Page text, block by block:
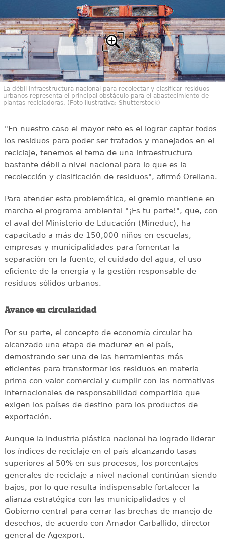
La débil infraestructura nacional para recolectar y clasificar residuos
urbanos representa el principal obstáculo para el abastecimiento de
plantas recicladoras. (Foto ilustrativa: Shutterstock)
"En nuestro caso el mayor reto es el lograr captar todos
los residuos para poder ser tratados y manejados en el
reciclaje, tenemos el tema de una infraestructura
bastante débil a nivel nacional para lo que es la
recolección y clasificación de residuos", afirmó Orellana.
Para atender esta problemática, el gremio mantiene en
marcha el programa ambiental "¡Es tu parte!", que, con
el aval del Ministerio de Educación (Mineduc), ha
capacitado a más de 150,000 niños en escuelas,
empresas y municipalidades para fomentar la
separación en la fuente, el cuidado del agua, el uso
eficiente de la energía y la gestión responsable de
residuos sólidos urbanos.
Avance en circularidad
Por su parte, el concepto de economía circular ha
alcanzado una etapa de madurez en el país,
demostrando ser una de las herramientas más
eficientes para transformar los residuos en materia
prima con valor comercial y cumplir con las normativas
internacionales de responsabilidad compartida que
exigen los países de destino para los productos de
exportación.
Aunque la industria plástica nacional ha logrado liderar
los índices de reciclaje en el país alcanzando tasas
superiores al 50% en sus procesos, los porcentajes
generales de reciclaje a nivel nacional continúan siendo
bajos, por lo que resulta indispensable fortalecer la
alianza estratégica con las municipalidades y el
Gobierno central para cerrar las brechas de manejo de
desechos, de acuerdo con Amador Carballido, director
general de Agexport.